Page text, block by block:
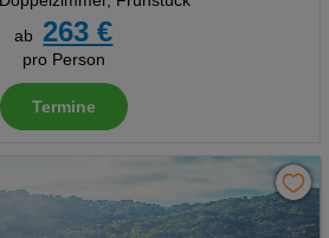
ab
263 €
pro Person
Termine